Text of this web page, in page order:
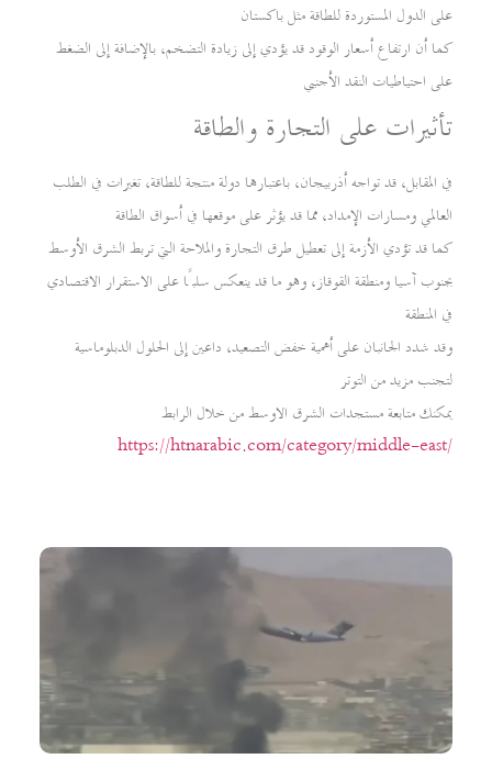
على الدول المستوردة للطاقة مثل باكستان
كما أن ارتفاع أسعار الوقود قد يؤدي إلى زيادة التضخم، بالإضافة إلى الضغط
على احتياطيات النقد الأجنبي
تأثيرات على التجارة والطاقة
في المقابل، قد تواجه أذربيجان، باعتبارها دولة منتجة للطاقة، تغيرات في الطلب
العالمي ومسارات الإمداد، مما قد يؤثر على موقعها في أسواق الطاقة
كما قد تؤدي الأزمة إلى تعطيل طرق التجارة والملاحة التي تربط الشرق الأوسط
بجنوب آسيا ومنطقة القوقاز، وهو ما قد ينعكس سلبًا على الاستقرار الاقتصادي
في المنطقة
وقد شدد الجانبان على أهمية خفض التصعيد، داعين إلى الحلول الدبلوماسية
لتجنب مزيد من التوتر
يمكنك متابعة مستجدات الشرق الاوسط من خلال الرابط
https://htnarabic.com/category/middle-east/